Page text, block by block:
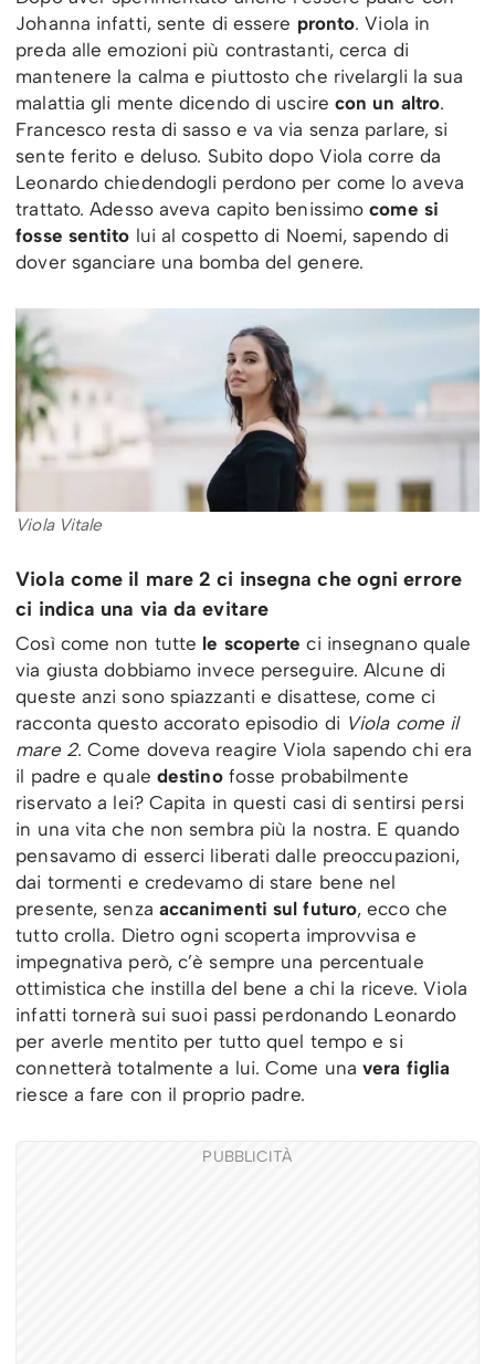
Johanna infatti, sente di essere pronto. Viola in
preda alle emozioni più contrastanti, cerca di
mantenere la calma e piuttosto che rivelargli la sua
malattia gli mente dicendo di uscire con un altro.
Francesco resta di sasso e va via senza parlare, si
sente ferito e deluso. Subito dopo Viola corre da
Leonardo chiedendogli perdono per come lo aveva
trattato. Adesso aveva capito benissimocome si
fosse sentito lui al cospetto di Noemi, sapendo di
dover sganciare una bomba del genere.
Viola Vitale
Viola come il mare 2 ci insegna che ogni errore
ci indica una via da evitare
Così come non tutte le scoperte ci insegnano quale
via giusta dobbiamo invece perseguire. Alcune di
queste anzi sono spiazzanti e disattese, come ci
racconta questo accorato episodio di Viola come il
mare 2. Come doveva reagire Viola sapendo chi era
il padre e quale destinofosse probabilmente
riservato a lei? Capita in questi casi di sentirsi persi
in una vita che non sembra più la nostra. E quando
pensavamo di esserci liberati dalle preoccupazioni,
dai tormenti e credevamo di stare bene nel
presente, senza accanimenti sul futuro, ecco che
tutto crolla. Dietro ogni scoperta improvvisa e
impegnativa però, c’è sempre una percentuale
ottimistica che instilla del bene a chi la riceve. Viola
infatti tornerà sui suoi passi perdonando Leonardo
per averle mentito per tutto quel tempo e si
connetterà totalmente a lui. Come unavera figlia
riesce a fare con il proprio padre.
PUBBLICITÀ